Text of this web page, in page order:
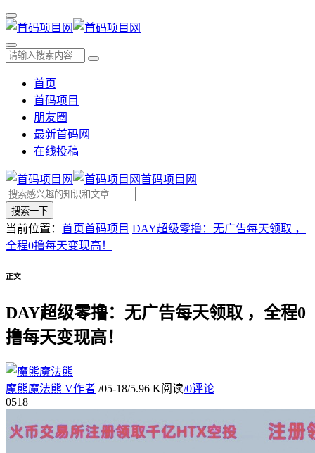
首页
首码项目
朋友圈
最新首码网
在线投稿
首码项目网
搜索一下
当前位置： 首页首码项目 DAY超级零撸：无广告每天领取 ，
全程0撸每天变现高！
正文
DAY超级零撸：无广告每天领取 ，全程0
撸每天变现高！
魔熊魔法熊 V作者 /05-18/5.96 K阅读/0评论
0518